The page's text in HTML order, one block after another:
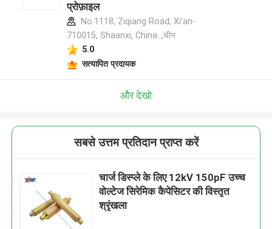
प्रोफ़ाइल
No.1118, Ziqiang Road, Xi'an-
710015, Shaanxi, China. ,चीन
5.0
सत्यापित प्रदायक
और देखो
सबसे उत्तम प्रतिदान प्राप्त करें
चार्ज डिस्प्ले के लिए 12kV 150pF उच्च
वोल्टेज सिरेमिक कैपेसिटर की विस्तृत
श्रृंखला